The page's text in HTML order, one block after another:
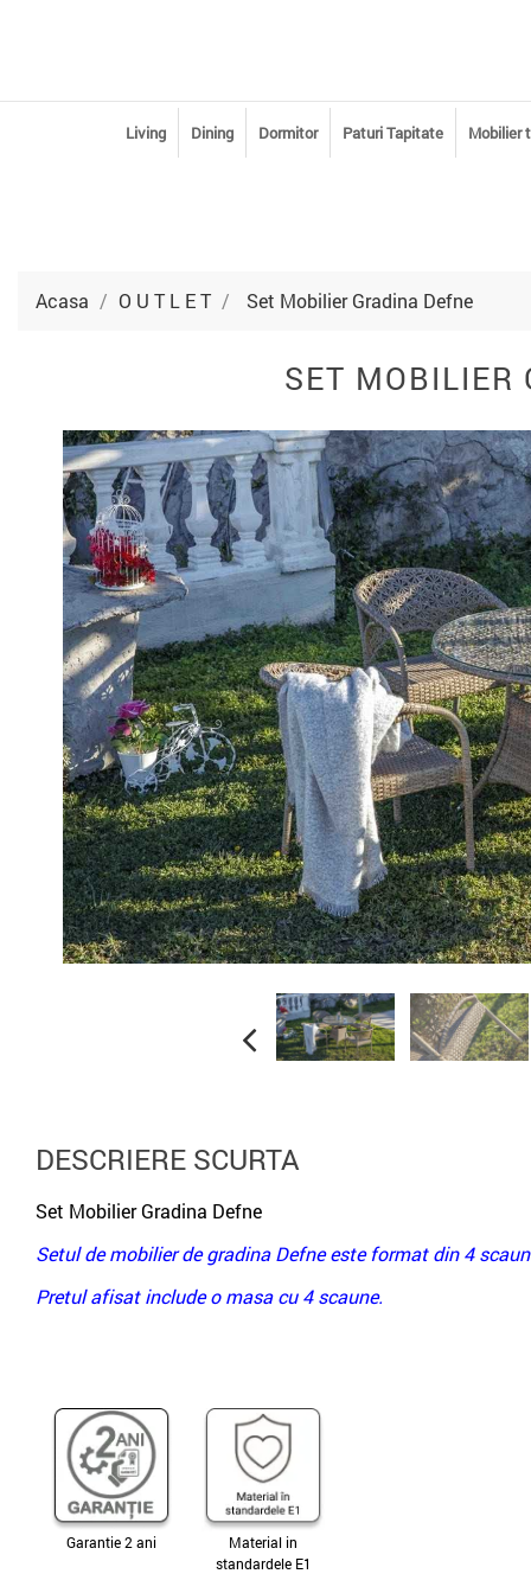
Living Dining Dormitor Paturi Tapitate Mobilier
Acasa O U T L E T Set Mobilier Gradina Defne
SET MOBILIER
DESCRIERE SCURTA
Set Mobilier Gradina Defne
Setul de mobilier de gradina Defne este format din 4
Pretul afisat include o masa cu 4 scaune.
Garantie 2 ani
Material in
standardele E1